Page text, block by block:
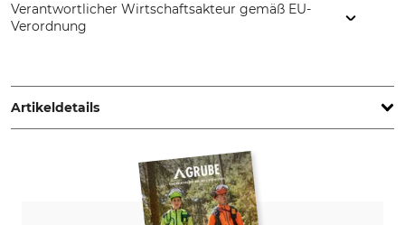
Verantwortlicher Wirtschaftsakteur gemäß EU-
Verordnung
www.morakniv.se
Artikeldetails
Griffmaterial
Kunststoff
Klingenstärke